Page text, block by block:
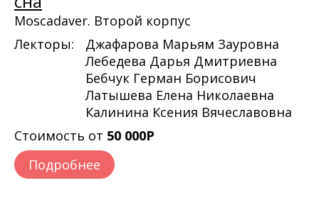
Moscadaver. Второй корпус
Лекторы:
Джафарова Марьям Зауровна
Лебедева Дарья Дмитриевна
Бебчук Герман Борисович
Латышева Елена Николаевна
Калинина Ксения Вячеславовна
Стоимость от 50 000Р
Подробнее